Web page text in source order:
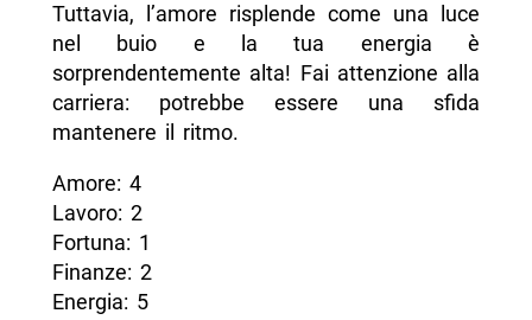
Tuttavia, l’amore risplende come una luce
nel buio e la tua energia è
sorprendentemente alta! Fai attenzione alla
carriera: potrebbe essere una sfida
mantenere il ritmo.
Amore: 4
Lavoro: 2
Fortuna: 1
Finanze: 2
Energia: 5